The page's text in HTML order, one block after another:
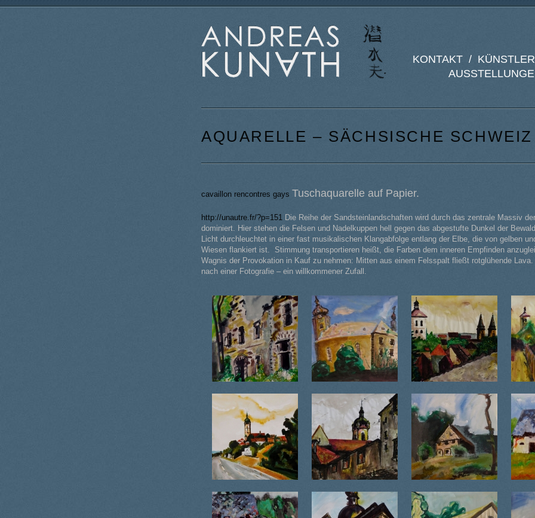
KONTAKT /
AQUARELLE – SÄCHSISCHE SCHWEIZ
cavaillon rencontres gays Tuschaquarelle auf Papier.
http://unautre.fr/?p=151 Die Reihe der Sandsteinlandschaften wird durch das zentrale Massiv
dominiert. Hier stehen die Felsen und Nadelkuppen hell gegen das abgestufte Dunkel der
Licht durchleuchtet in einer fast musikalischen Klangabfolge entlang der Elbe, die von gelben
Wiesen flankiert ist. Stimmung transportieren heißt, die Farben dem inneren Empfinden
Wagnis der Provokation in Kauf zu nehmen: Mitten aus einem Felsspalt fließt rotglühende
nach einer Fotografie – ein willkommener Zufall.